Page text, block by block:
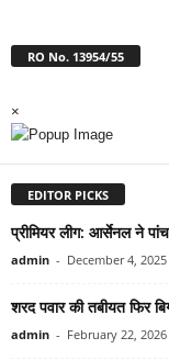
RO No. 13954/55
×
EDITOR PICKS
प्रीमियर लीग: आर्सेनल ने
admin - December 4, 2025
शरद पवार की तबीयत फिर
admin - February 22, 2026